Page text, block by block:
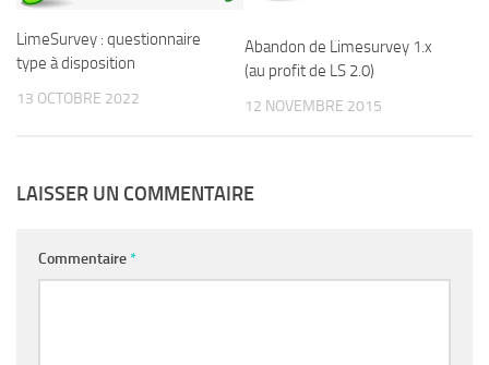
LimeSurvey : questionnaire
type à disposition
13 OCTOBRE 2022
Abandon de Limesurvey 1.x
(au profit de LS 2.0)
12 NOVEMBRE 2015
LAISSER UN COMMENTAIRE
Commentaire*